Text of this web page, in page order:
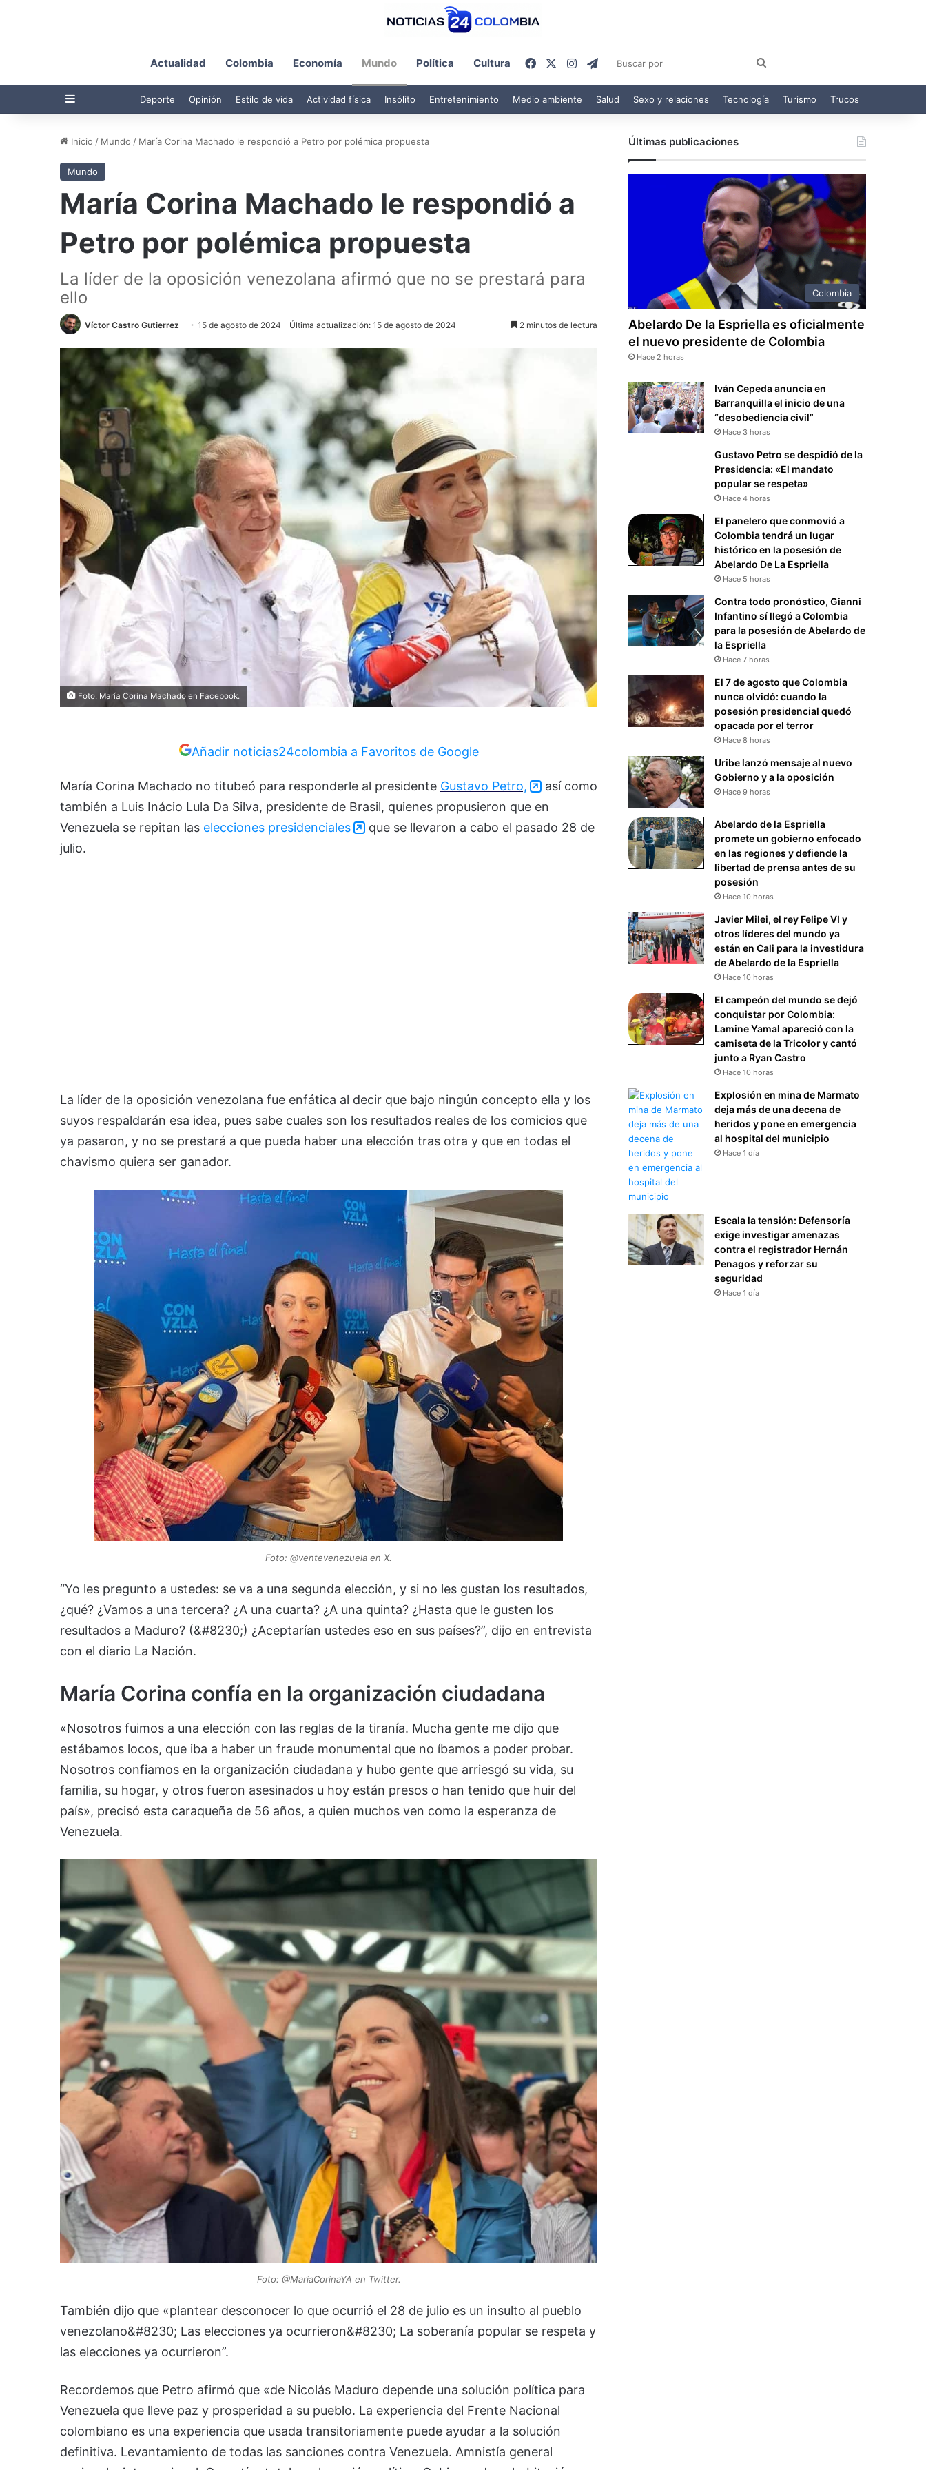
Actualidad Colombia Economía Mundo Política Cultura FacebookInstagram
Telegram
por
Barra lateral Deporte Opinión Estilo de vida Actividad física Insólito Entretenimiento Medio ambiente Salud Sexo y relaciones Tecnología Turismo Trucos
Inicio / Mundo / María Corina Machado le respondió a Petro por polémica propuesta
Mundo
María Corina Machado le respondió a
Petro por polémica propuesta
La líder de la oposición venezolana afirmó que no se prestará para
ello
Víctor Castro Gutierrez 15 de agosto de 2024 Última actualización: 15 de agosto de 2024 2 minutos de lectura
Foto: María Corina Machado en Facebook.
Añadir noticias24colombia a Favoritos de Google
María Corina Machado no titubeó para responderle al presidente Gustavo Petro,
así como
también a Luis Inácio Lula Da Silva, presidente de Brasil, quienes propusieron que en
Venezuela se repitan las elecciones presidenciales
que se llevaron a cabo el pasado 28 de
julio.
La líder de la oposición venezolana fue enfática al decir que bajo ningún concepto ella y los
suyos respaldarán esa idea, pues sabe cuales son los resultados reales de los comicios que
ya pasaron, y no se prestará a que pueda haber una elección tras otra y que en todas el
chavismo quiera ser ganador.
Foto: @ventevenezuela en X.
“Yo les pregunto a ustedes: se va a una segunda elección, y si no les gustan los resultados,
¿qué? ¿Vamos a una tercera? ¿A una cuarta? ¿A una quinta? ¿Hasta que le gusten los
resultados a Maduro? (&#8230;) ¿Aceptarían ustedes eso en sus países?”, dijo en entrevista
con el diario La Nación.
María Corina confía en la organización ciudadana
«Nosotros fuimos a una elección con las reglas de la tiranía. Mucha gente me dijo que
estábamos locos, que iba a haber un fraude monumental que no íbamos a poder probar.
Nosotros confiamos en la organización ciudadana y hubo gente que arriesgó su vida, su
familia, su hogar, y otros fueron asesinados u hoy están presos o han tenido que huir del
país», precisó esta caraqueña de 56 años, a quien muchos ven como la esperanza de
Venezuela.
Foto: @MariaCorinaYA en Twitter.
También dijo que «plantear desconocer lo que ocurrió el 28 de julio es un insulto al pueblo
venezolano&#8230; Las elecciones ya ocurrieron&#8230; La soberanía popular se respeta y
las elecciones ya ocurrieron”.
Recordemos que Petro afirmó que «de Nicolás Maduro depende una solución política para
Venezuela que lleve paz y prosperidad a su pueblo. La experiencia del Frente Nacional
colombiano es una experiencia que usada transitoriamente puede ayudar a la solución
definitiva. Levantamiento de todas las sanciones contra Venezuela. Amnistía general
Últimas publicaciones
Colombia
Abelardo De la Espriella es oficialmente
el nuevo presidente de Colombia
Hace 2 horas
Iván Cepeda anuncia en
Barranquilla el inicio de una
“desobediencia civil”
Hace 3 horas
Gustavo Petro se despidió de la
Presidencia: «El mandato
popular se respeta»
Hace 4 horas
El panelero que conmovió a
Colombia tendrá un lugar
histórico en la posesión de
Abelardo De La Espriella
Hace 5 horas
Contra todo pronóstico, Gianni
Infantino sí llegó a Colombia
para la posesión de Abelardo de
la Espriella
Hace 7 horas
El 7 de agosto que Colombia
nunca olvidó: cuando la
posesión presidencial quedó
opacada por el terror
Hace 8 horas
Uribe lanzó mensaje al nuevo
Gobierno y a la oposición
Hace 9 horas
Abelardo de la Espriella
promete un gobierno enfocado
en las regiones y defiende la
libertad de prensa antes de su
posesión
Hace 10 horas
Javier Milei, el rey Felipe VI y
otros líderes del mundo ya
están en Cali para la investidura
de Abelardo de la Espriella
Hace 10 horas
El campeón del mundo se dejó
conquistar por Colombia:
Lamine Yamal apareció con la
camiseta de la Tricolor y cantó
junto a Ryan Castro
Hace 10 horas
Explosión en mina de Marmato
deja más de una decena de
heridos y pone en emergencia
al hospital del municipio
Hace 1 día
Escala la tensión: Defensoría
exige investigar amenazas
contra el registrador Hernán
Penagos y reforzar su
seguridad
Hace 1 día